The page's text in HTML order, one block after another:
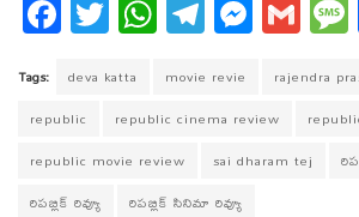
ce
bo
ok
wi
tt
er
ha
ts
A
pp
el
eg
ra
m
es
se
ng
er
m
ail
Tags: deva katta movie revie
rajendra
republic
republic cinema review
republic movie review
sai dharam tej
రిపబ్లిక్ రివ్యూ
రిపబ్లిక్ సినిమా రివ్యూ